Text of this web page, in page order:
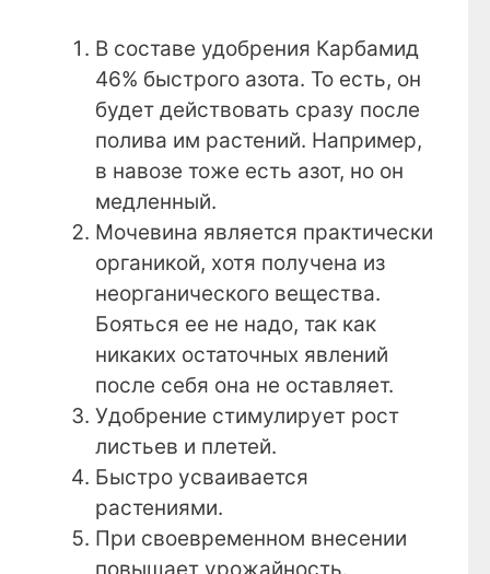
В составе удобрения Карбамид
46% быстрого азота. То есть, он
будет действовать сразу после
полива им растений. Например,
в навозе тоже есть азот, но он
медленный.
Мочевина является практически
органикой, хотя получена из
неорганического вещества.
Бояться ее не надо, так как
никаких остаточных явлений
после себя она не оставляет.
Удобрение стимулирует рост
листьев и плетей.
Быстро усваивается
растениями.
При своевременном внесении
повышает урожайность.